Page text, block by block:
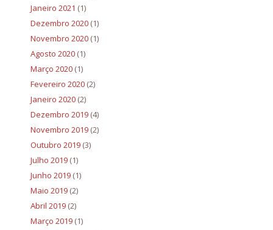
Janeiro 2021 (1)
Dezembro 2020 (1)
Novembro 2020 (1)
Agosto 2020 (1)
Março 2020 (1)
Fevereiro 2020 (2)
Janeiro 2020 (2)
Dezembro 2019 (4)
Novembro 2019 (2)
Outubro 2019 (3)
Julho 2019 (1)
Junho 2019 (1)
Maio 2019 (2)
Abril 2019 (2)
Março 2019 (1)